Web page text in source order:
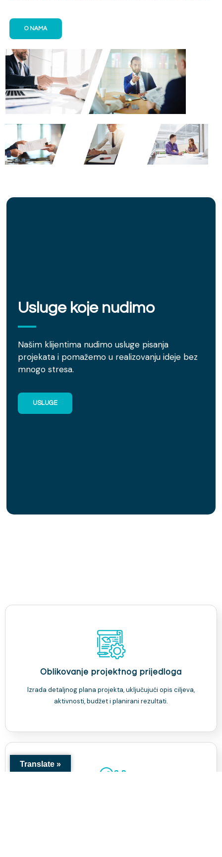
O NAMA
Usluge koje nudimo
Našim klijentima nudimo usluge pisanja
projekata i pomažemo u realizovanju ideje bez
mnogo stresa.
USLUGE
Oblikovanje projektnog prijedloga
Izrada detaljnog plana projekta, uključujući opis ciljeva,
aktivnosti, budžet i planirani rezultati.
Translate »